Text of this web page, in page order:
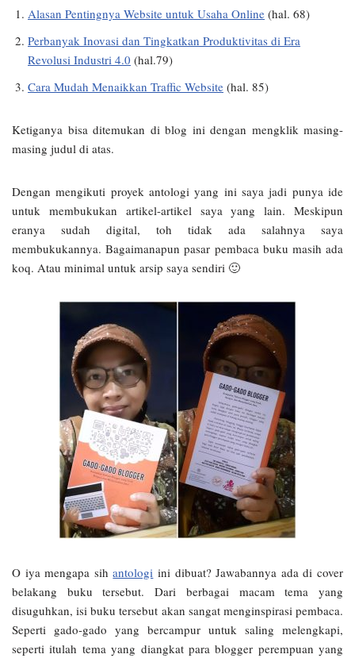
Alasan Pentingnya Website untuk Usaha Online (hal. 68)
Perbanyak Inovasi dan Tingkatkan Produktivitas di Era
Revolusi Industri 4.0 (hal.79)
Cara Mudah Menaikkan Traffic Website (hal. 85)
Ketiganya bisa ditemukan di blog ini dengan mengklik masing-
masing judul di atas.
Dengan mengikuti proyek antologi yang ini saya jadi punya ide
untuk membukukan artikel-artikel saya yang lain. Meskipun
eranya sudah digital, toh tidak ada salahnya saya
membukukannya. Bagaimanapun pasar pembaca buku masih ada
koq. Atau minimal untuk arsip saya sendiri 🙂
O iya mengapa sihantologi ini dibuat? Jawabannya ada di cover
belakang buku tersebut. Dari berbagai macam tema yang
disuguhkan, isi buku tersebut akan sangat menginspirasi pembaca.
Seperti gado-gado yang bercampur untuk saling melengkapi,
seperti itulah tema yang diangkat para blogger perempuan yang